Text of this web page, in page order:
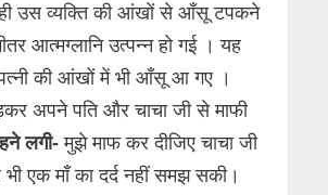
उस व्यक्ति की आंखों से आँसू टपकने
आत्मग्लानि उत्पन्न हो गई । यह
की आंखों में भी आँसू आ गए ।
अपने पति और चाचा जी से माफी
लगी-मुझे माफ कर दीजिए चाचा जी
एक माँ का दर्द नहीं समझ सकी।